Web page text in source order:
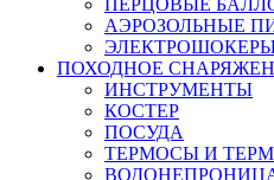
АЭРОЗОЛЬНЫЕ
ПОХОДНОЕ
ИНСТРУМЕНТЫ
КОСТЕР
ПОСУДА
ТЕРМОСЫ И